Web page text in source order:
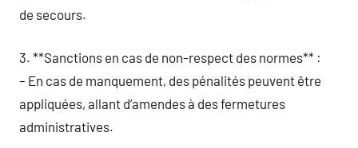
de secours.
3. **Sanctions en cas de non-respect des normes** :
– En cas de manquement, des pénalités peuvent être
appliquées, allant d’amendes à des fermetures
administratives.